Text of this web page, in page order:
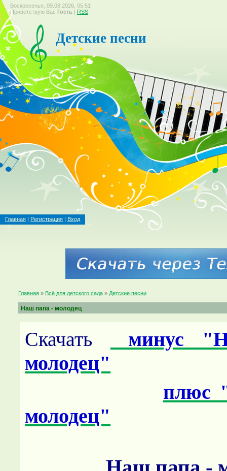
Воскресенье, 09.08.2026, 05:51
Приветствую Вас Гость | RSS
Детские песни
Главная | Регистрация | Вход
Главная » Всё для детского сада » Детские песни
Наш папа - молодец
Скачать
минус
молодец"
плюс
молодец"